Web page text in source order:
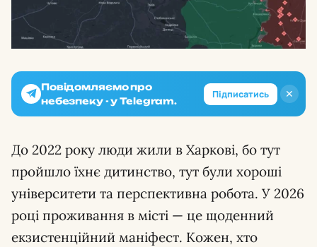
✕
Повідомляємо про
небезпеку - у Telegram.
Підписатись
До 2022 року люди жили в Харкові, бо тут
пройшло їхнє дитинство, тут були хороші
університети та перспективна робота. У 2026
році проживання в місті — це щоденний
екзистенційний маніфест. Кожен, хто